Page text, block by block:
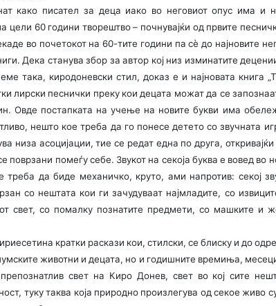
како писател за деца иако во неговиот опус има и
цели 60 години творештво – почнувајќи од првите
во почетокот на 60-тите години па сѐ до најновите
Дека станува збор за автор кој низ изминатите
така, киродоневски стил, доказ е и најновата книга
лирски песнички преку кои децата можат да се
Овде постапката на учење на новите букви има
нешто кое треба да го понесе детето со звучната
низа асоцијации, тие се редат една по друга,
поврзани помеѓу себе. Звукот на секоја буква е вовед во
треба да биде механичко, круто, ами напротив: секој
со нештата кои ги зачудуваат најмладите, со
свет, со помалку познатите предмети, со машките и
кратки раскази кои, стилски, се блиску и до
животни и децата, но и годишните времиња,
свет на Киро Донев, свет во кој сите
туку таква која природно произлегува од секое живо